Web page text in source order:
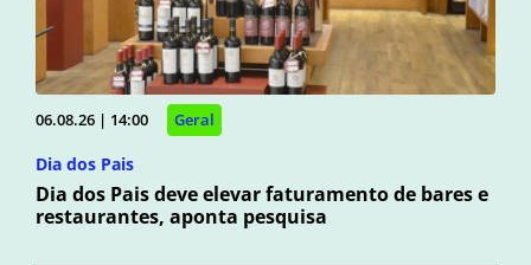
06.08.26 | 14:00 Geral
Dia dos Pais
Dia dos Pais deve elevar faturamento de bares e
restaurantes, aponta pesquisa